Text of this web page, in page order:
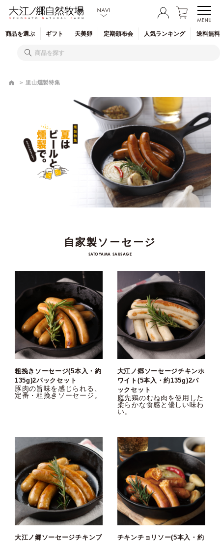
商品を選ぶ ギフト 天美卵 定期頒布会 人気ランキング 送料無
里山燻製特集
自家製ソーセージ
SATOYAMA SAUSAGE
粗挽きソーセージ(5本入・約
135g)2パックセット
豚肉の旨味を感じられる、
定番・粗挽きソーセージ。
大江ノ郷ソーセージチキンホ
ワイト(5本入・約135g)2パ
ックセット
庭先鶏のむね肉を使用した
柔らかな食感と優しい味わ
い。
大江ノ郷ソーセージチキンブ
チキンチョリソー(5本入・約